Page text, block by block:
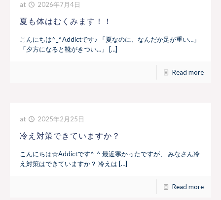
at 2026年7月4日
夏も体はむくみます！！
こんにちは^_^Addictです♪ 「夏なのに、なんだか足が重い…」
「夕方になると靴がきつい…」 […]
Read more
at 2025年2月25日
冷え対策できていますか？
こんにちは☆Addictです^_^ 最近寒かったですが、 みなさん冷
え対策はできていますか？ 冷えは […]
Read more